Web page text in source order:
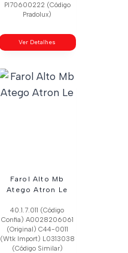
Pl70600222 (Código
Pradolux)
Ver Detalhes
Farol Alto Mb
Atego Atron Le
40.1.7.011 (Código
Confia) A0028206061
(Original) C44-0011
(Wtk Import) L0313038
(Código Similar)